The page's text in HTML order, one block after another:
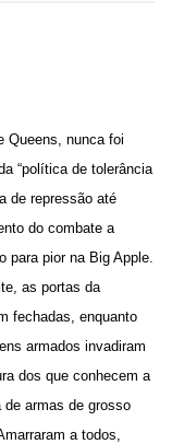
Queens, nunca foi
“política de tolerância
de repressão até
do combate a
para pior na Big Apple.
as portas da
fechadas, enquanto
armados invadiram
dos que conhecem a
armas de grosso
a todos,